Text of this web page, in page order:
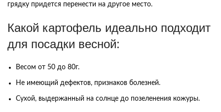
грядку придется перенести на другое место.
Какой картофель идеально подходит
для посадки весной:
Весом от 50 до 80г.
Не имеющий дефектов, признаков болезней.
Сухой, выдержанный на солнце до позеленения кожуры.